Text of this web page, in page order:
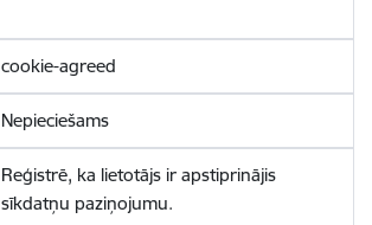
cookie-agreed
Nepieciešams
Reģistrē, ka lietotājs ir apstiprinājis
sīkdatņu paziņojumu.